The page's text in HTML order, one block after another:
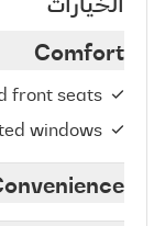
الخيارات
Comfort
front seats
windows